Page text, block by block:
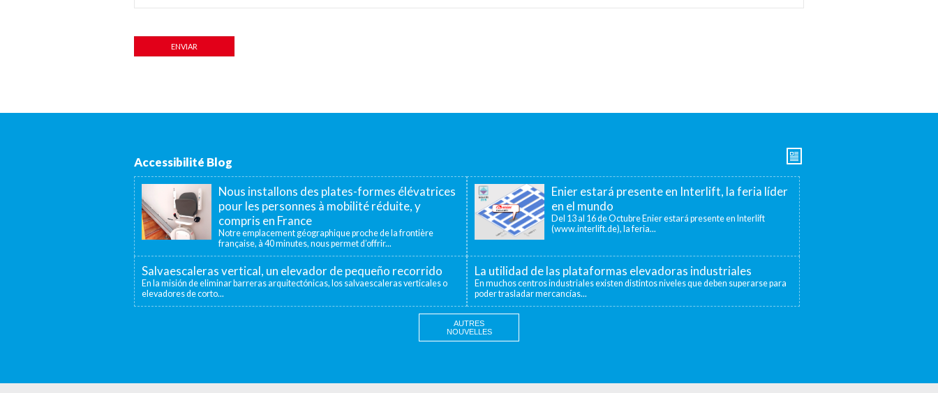
Accessibilité Blog
Nous installons des plates-formes élévatrices
pour les personnes à mobilité réduite, y
compris en France
Notre emplacement géographique proche de la frontière
française, à 40 minutes, nous permet d’offrir...
Enier estará presente en Interlift, la feria líder
en el mundo
Del 13 al 16 de Octubre Enier estará presente en Interlift
(www.interlift.de), la feria...
Salvaescaleras vertical, un elevador de pequeño recorrido
En la misión de eliminar barreras arquitectónicas, los salvaescaleras verticales o
elevadores de corto...
La utilidad de las plataformas elevadoras industriales
En muchos centros industriales existen distintos niveles que deben superarse para
poder trasladar mercancías...
AUTRES
NOUVELLES